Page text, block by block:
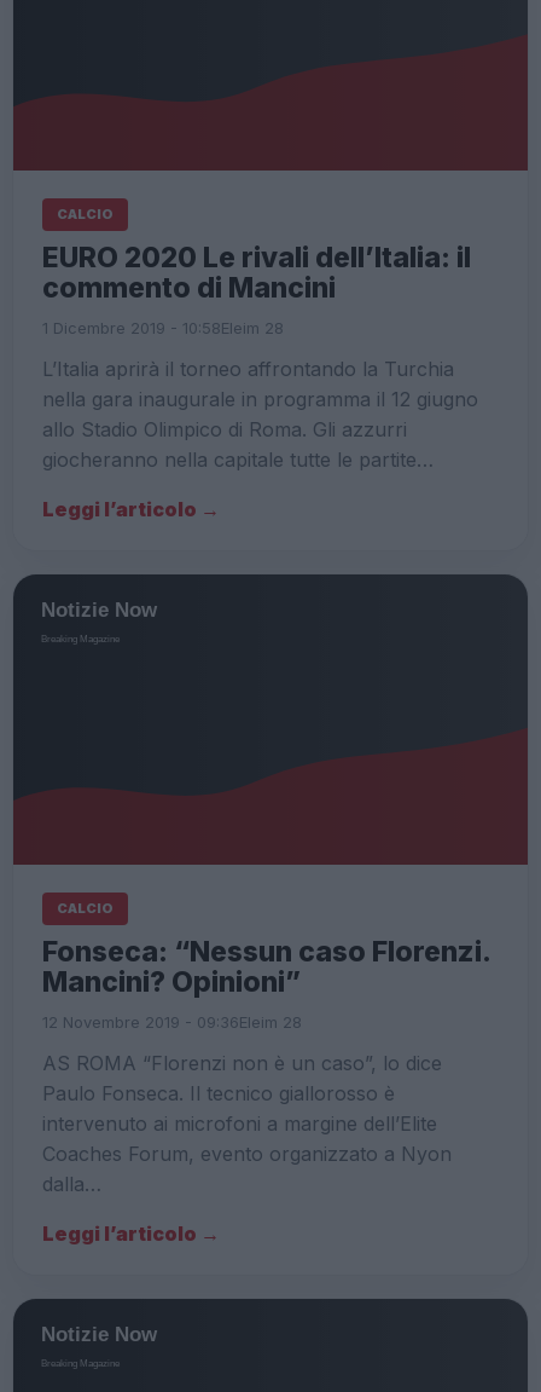
CALCIO
EURO 2020 Le rivali dell’Italia: il
commento di Mancini
1 Dicembre 2019 - 10:58Eleim 28
L’Italia aprirà il torneo affrontando la Turchia
nella gara inaugurale in programma il 12 giugno
allo Stadio Olimpico di Roma. Gli azzurri
giocheranno nella capitale tutte le partite…
Leggi l’articolo →
CALCIO
Fonseca: “Nessun caso Florenzi.
Mancini? Opinioni”
12 Novembre 2019 - 09:36Eleim 28
AS ROMA “Florenzi non è un caso”, lo dice
Paulo Fonseca. Il tecnico giallorosso è
intervenuto ai microfoni a margine dell’Elite
Coaches Forum, evento organizzato a Nyon
dalla…
Leggi l’articolo →